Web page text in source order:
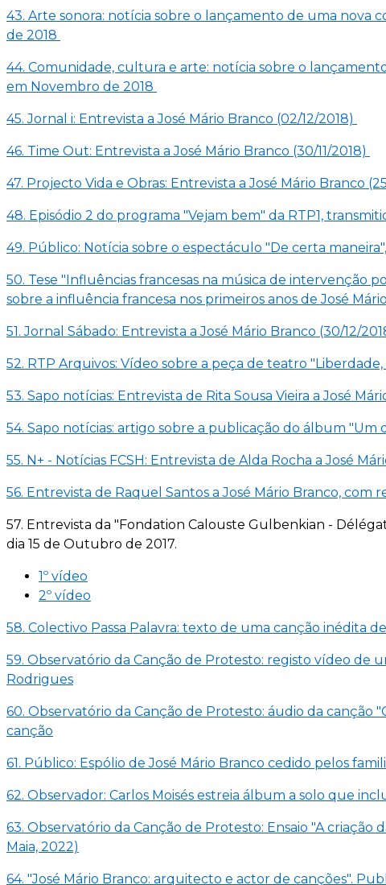
43. Arte sonora: notícia sobre o lançamento de uma nova
de 2018
44. Comunidade, cultura e arte: notícia sobre o
em Novembro de 2018
45. Jornal i: Entrevista a José Mário Branco (02/12/2018)
46. Time Out: Entrevista a José Mário Branco (30/11/2018)
47. Projecto Vida e Obras: Entrevista a José Mário Branco
48. Episódio 2 do programa "Vejam bem" da RTP1,
49. Público: Notícia sobre o espectáculo "De certa
50. Tese "Influências francesas na música de intervenção
sobre a influência francesa nos primeiros anos de José
51. Jornal Sábado: Entrevista a José Mário Branco (30/12/
52. RTP Arquivos: Vídeo sobre a peça de teatro
53. Sapo notícias: Entrevista de Rita Sousa Vieira a José
54. Sapo notícias: artigo sobre a publicação do álbum "Um
55. N+ - Notícias FCSH: Entrevista de Alda Rocha a José
56. Entrevista de Raquel Santos a José Mário Branco,
57. Entrevista da "Fondation Calouste Gulbenkian -
dia 15 de Outubro de 2017.
1º vídeo
2º vídeo
58. Colectivo Passa Palavra: texto de uma canção inédita
59. Observatório da Canção de Protesto: registo vídeo de
Rodrigues
60. Observatório da Canção de Protesto: áudio da canção
canção
61. Público: Espólio de José Mário Branco cedido pelos
62. Observador: Carlos Moisés estreia álbum a solo que
63. Observatório da Canção de Protesto: Ensaio "A
Maia, 2022)
64. "José Mário Branco: arquitecto e actor de canções".